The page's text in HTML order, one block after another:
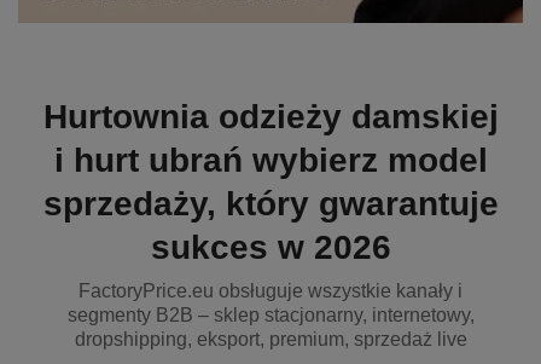
Hurtownia odzieży damskiej
i hurt ubrań wybierz model
sprzedaży, który gwarantuje
sukces w 2026
FactoryPrice.eu obsługuje wszystkie kanały i
segmenty B2B – sklep stacjonarny, internetowy,
dropshipping, eksport, premium, sprzedaż live